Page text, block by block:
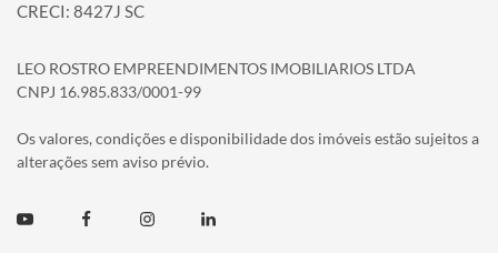
CRECI: 8427J SC
LEO ROSTRO EMPREENDIMENTOS IMOBILIARIOS LTDA
CNPJ 16.985.833/0001-99
Os valores, condições e disponibilidade dos imóveis estão sujeitos a
alterações sem aviso prévio.
Youtube FacebookInstagramLinkedin